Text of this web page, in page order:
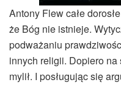
Antony Flew całe
że Bóg nie istnieje.
podważaniu
innych religii. Dopiero na
mylił. I posługując się